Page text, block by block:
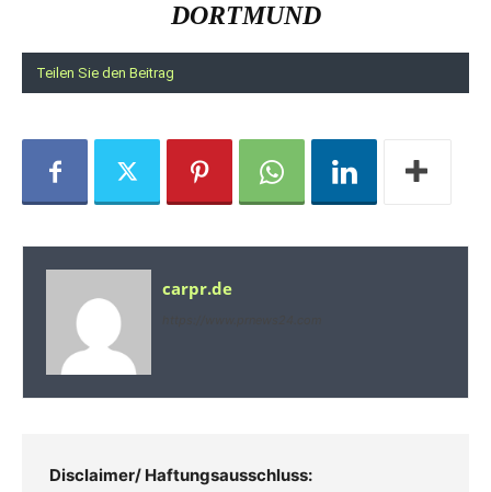
DORTMUND
Teilen Sie den Beitrag
carpr.de
Disclaimer/ Haftungsausschluss: